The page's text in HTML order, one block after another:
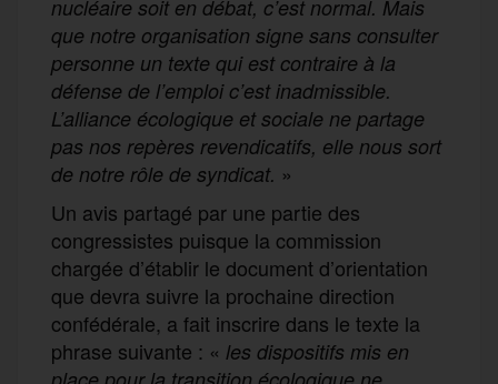
nucléaire soit en débat, c’est normal. Mais
que notre organisation signe sans consulter
personne un texte qui est contraire à la
défense de l’emploi c’est inadmissible.
L’alliance écologique et sociale ne partage
pas nos repères revendicatifs, elle nous sort
de notre rôle de syndicat. »
Un avis partagé par une partie des
congressistes puisque la commission
chargée d’établir le document d’orientation
que devra suivre la prochaine direction
confédérale, a fait inscrire dans le texte la
phrase suivante : « les dispositifs mis en